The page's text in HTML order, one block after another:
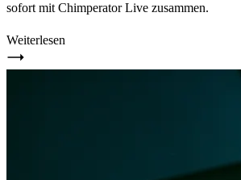
sofort mit Chimperator Live zusammen.
Weiterlesen